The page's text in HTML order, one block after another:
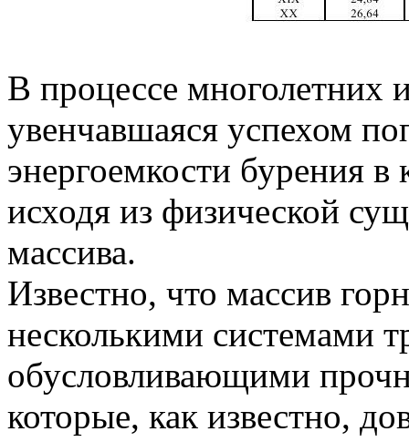
В процессе многолетних
увенчавшаяся успехом
энергоемкости бурения в
исходя из физической
массива.
Известно, что массив
несколькими системами
обусловливающими
которые, как известно,